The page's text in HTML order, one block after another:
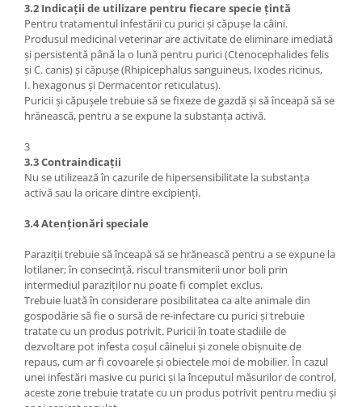
3.2 Indicații de utilizare pentru fiecare specie țintă
Pentru tratamentul infestării cu purici și căpușe la câini.
Produsul medicinal veterinar are activitate de eliminare imediată
și persistentă până la o lună pentru purici (Ctenocephalides felis
și C. canis) și căpușe (Rhipicephalus sanguineus, Ixodes ricinus,
I. hexagonus și Dermacentor reticulatus).
Puricii și căpușele trebuie să se fixeze de gazdă și să înceapă să se
hrănească, pentru a se expune la substanța activă.
3
3.3 Contraindicații
Nu se utilizează în cazurile de hipersensibilitate la substanța
activă sau la oricare dintre excipienți.
3.4 Atenționări speciale
Paraziții trebuie să înceapă să se hrănească pentru a se expune la
lotilaner; în consecință, riscul transmiterii unor boli prin
intermediul paraziților nu poate fi complet exclus.
Trebuie luată în considerare posibilitatea ca alte animale din
gospodărie să fie o sursă de re-infectare cu purici și trebuie
tratate cu un produs potrivit. Puricii în toate stadiile de
dezvoltare pot infesta coșul câinelui și zonele obișnuite de
repaus, cum ar fi covoarele și obiectele moi de mobilier. În cazul
unei infestări masive cu purici și la începutul măsurilor de control,
aceste zone trebuie tratate cu un produs potrivit pentru mediu și